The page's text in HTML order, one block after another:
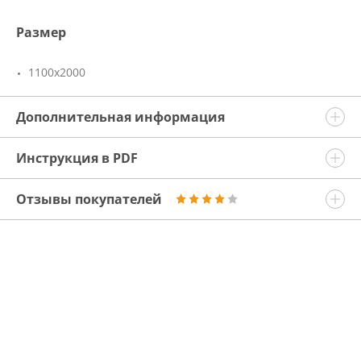
Размер
1100х2000
Дополнительная информация
Инструкция в PDF
Отзывы покупателей